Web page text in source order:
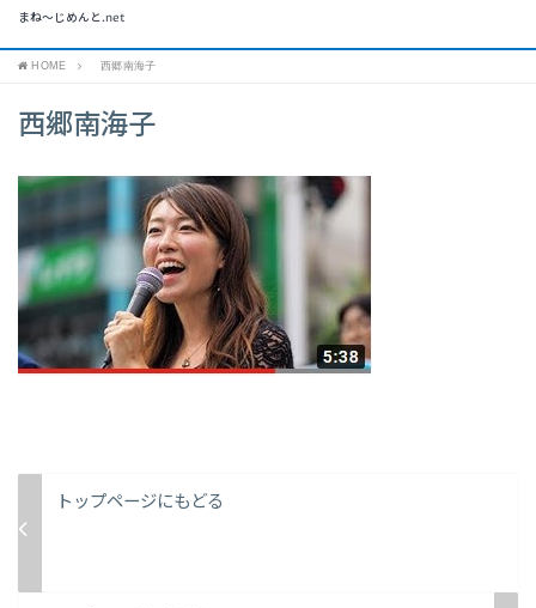
まね～じめんと.net
HOME 西郷南海子
西郷南海子
トップページにもどる